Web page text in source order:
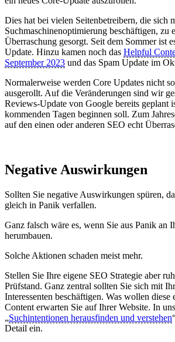
Dies hat bei vielen Seitenbetreibern, die sich
Suchmaschinenoptimierung beschäftigen, zu
Überraschung gesorgt. Seit dem Sommer ist
Update. Hinzu kamen noch das Helpful
September 2023 und das Spam Update im
Normalerweise werden Core Updates nicht
ausgerollt. Auf die Veränderungen sind wir
Reviews-Update von Google bereits geplant
kommenden Tagen beginnen soll. Zum
auf den einen oder anderen SEO echt
Negative Auswirkungen
Sollten Sie negative Auswirkungen spüren,
gleich in Panik verfallen.
Ganz falsch wäre es, wenn Sie aus Panik an
herumbauen.
Solche Aktionen schaden meist mehr.
Stellen Sie Ihre eigene SEO Strategie aber
Prüfstand. Ganz zentral sollten Sie sich mit
Interessenten beschäftigen. Was wollen diese
Content erwarten Sie auf Ihrer Website. In
„Suchintentionen herausfinden und verstehen
Detail ein.